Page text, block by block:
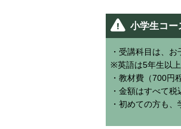
小学生コー
・受講科目は、
※英語は5年生以
・教材費（700円
・金額はすべて税
・初めての方も